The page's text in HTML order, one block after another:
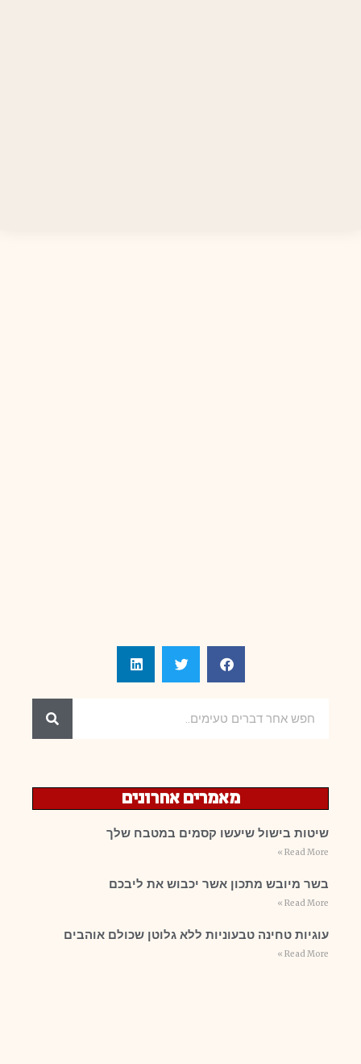
מאמרים אחרונים
שיטות בישול שיעשו קסמים במטבח שלך
Read More »
בשר מיובש מתכון אשר יכבוש את ליבכם
Read More »
עוגיות טחינה טבעוניות ללא גלוטן שכולם אוהבים
Read More »